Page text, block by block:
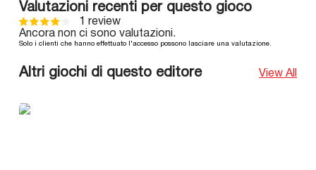
Valutazioni recenti per questo gioco
1 review
Ancora non ci sono valutazioni.
Solo i clienti che hanno effettuato l'accesso possono lasciare una valutazione.
Altri giochi di questo editore View All